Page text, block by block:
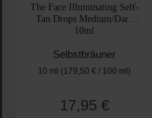
The Face Illuminating Self-
Tan Drops Medium/Dark
10ml
Selbstbräuner
10 ml (179,50 € / 100 ml)
Regulärer Preis:
17,95 €